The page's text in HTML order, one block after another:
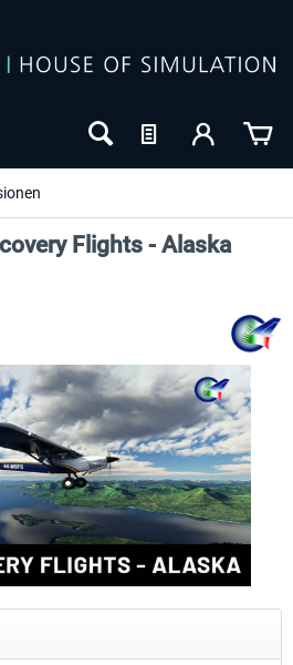
MSFS
Perfect Flight - FS Explorer -
Italy MSFS
Flights - Alaska